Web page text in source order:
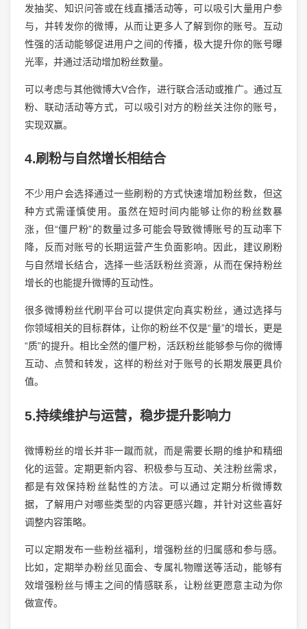
发抽奖、知识问答或在线直播活动等，可以吸引大量用户参
与，并转发你的微博，从而让更多人了解到你的账号。互动
性强的活动能够促进用户之间的传播，极大提升你的账号曝
光率，并通过活动增加粉丝数量。
可以考虑与其他微博大V合作，进行联合活动或推广。通过互
粉、联动活动等方式，可以吸引对方的粉丝关注你的账号，
实现双赢。
4.刷粉与自然增长相结合
不少用户会选择通过一些刷粉的方式快速增加粉丝数，但这
种方式需谨慎使用。虽然在短时间内能够让你的粉丝数暴
涨，但“僵尸粉”的数量过多可能会导致微博账号的互动率下
降，反而对账号的长期运营产生负面影响。因此，建议刷粉
与自然增长结合，选择一些活跃粉丝资源，从而在保持粉丝
增长的也能提升微博的互动性。
很多微博粉丝代刷平台可以提供定向真实粉丝，通过选择与
你领域相关的目标群体，让你的粉丝不仅是“量”的增长，更是
“质”的提升。相比全然的僵尸粉，活跃粉丝能够参与你的微博
互动、点赞和转发，这样的粉丝对于账号的长期发展更具价
值。
5.持续维护与运营，稳步提升影响力
微博粉丝的增长并非一蹴而就，而是需要长期的维护和精细
化的运营。定期更新内容、积极参与互动、关注粉丝需求，
都是有效保持粉丝黏性的方法。可以通过定期分析微博数
据，了解用户对哪些类型的内容更感兴趣，并针对这些喜好
调整内容策略。
可以定期发布一些粉丝福利，增强粉丝的归属感和参与感。
比如，定期举办粉丝见面会、专属礼物赠送等活动，能够有
效增强粉丝与博主之间的情感联系，让粉丝更愿意主动为你
做宣传。